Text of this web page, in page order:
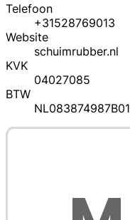
Telefoon
+31528769013
Website
schuimrubber.nl
KVK
04027085
BTW
NL083874987B01